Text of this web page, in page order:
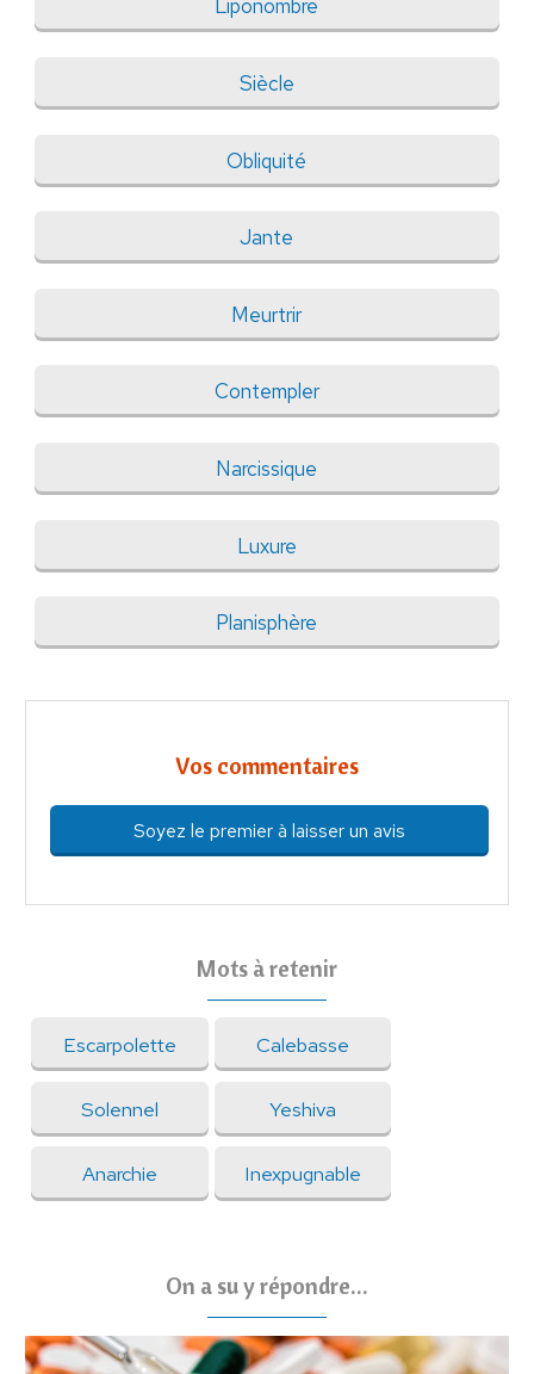
Liponombre
Siècle
Obliquité
Jante
Meurtrir
Contempler
Narcissique
Luxure
Planisphère
Vos commentaires
Soyez le premier à laisser un avis
Mots à retenir
Escarpolette Calebasse
Solennel Yeshiva
Anarchie Inexpugnable
On a su y répondre...